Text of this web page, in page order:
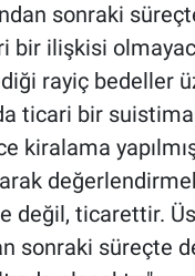
sonraki
bir ilişkisi
rayiç bedeller
ticari bir
kiralama
değil, ticarettir.
sonraki süreçte